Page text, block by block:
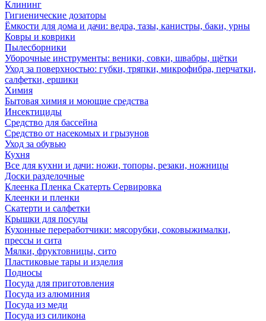
Клининг
Гигиенические дозаторы
Ёмкости для дома и дачи: ведра, тазы, канистры, баки, урны
Ковры и коврики
Пылесборники
Уборочные инструменты: веники, совки, швабры, щётки
Уход за поверхностью: губки, тряпки, микрофибра, перчатки,
салфетки, ершики
Химия
Бытовая химия и моющие средства
Инсектициды
Средство для бассейна
Средство от насекомых и грызунов
Уход за обувью
Кухня
Все для кухни и дачи: ножи, топоры, резаки, ножницы
Доски разделочные
Клеенка Пленка Скатерть Сервировка
Клеенки и пленки
Скатерти и салфетки
Крышки для посуды
Кухонные переработчики: мясорубки, соковыжималки,
прессы и сита
Мялки, фруктовницы, сито
Пластиковые тары и изделия
Подносы
Посуда для приготовления
Посуда из алюминия
Посуда из меди
Посуда из силикона